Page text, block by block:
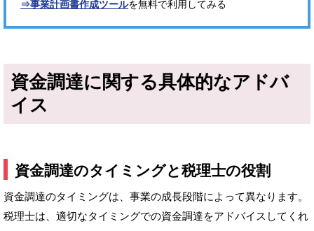
⇒事業計画書作成ツールを無料で利用してみる
資金調達に関する具体的なアドバ
イス
資金調達のタイミングと税理士の役割
資金調達のタイミングは、事業の成長段階によって異なります。
税理士は、適切なタイミングでの資金調達をアドバイスしてくれ